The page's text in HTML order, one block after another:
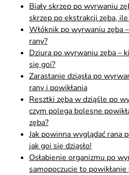
Biały skrzep po wyrwaniu
skrzep po ekstrakcji zęba,
Włóknik po wyrwaniu zęba
rany?
Dziura po wyrwaniu zęba –
się goi?
Zarastanie dziąsła po
rany i powikłania
Resztki zęba w dziąśle po
czym polega bolesne
zęba?
Jak powinna wyglądać rana
jak goi się dziąsło!
Osłabienie organizmu po
samopoczucie to